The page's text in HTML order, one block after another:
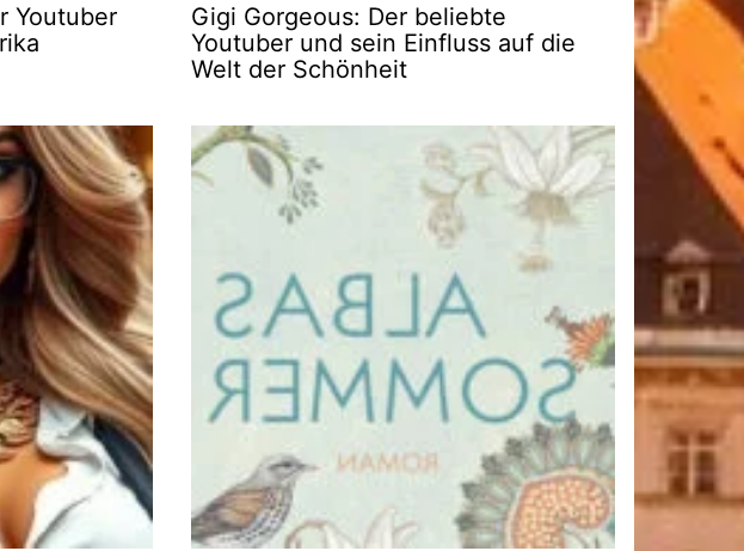
Youtuber
Gigi Gorgeous: Der beliebte
Youtuber und sein Einfluss auf die
Welt der Schönheit